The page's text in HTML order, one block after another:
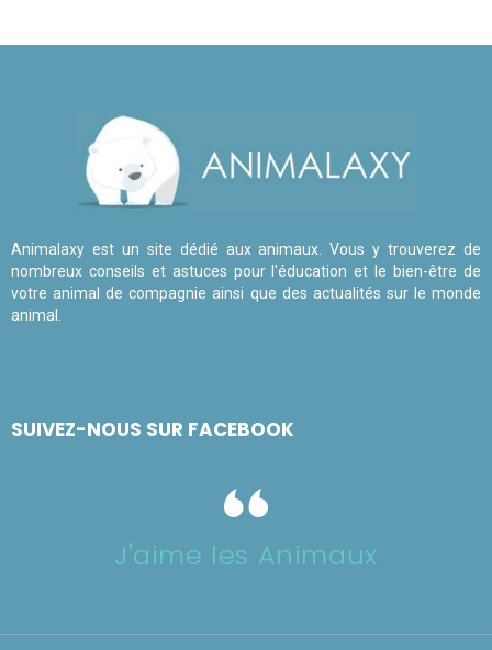
Animalaxy est un site dédié aux animaux. Vous y trouverez de
nombreux conseils et astuces pour l'éducation et le bien-être de
votre animal de compagnie ainsi que des actualités sur le monde
animal.
SUIVEZ-NOUS SUR FACEBOOK
J'aime les Animaux